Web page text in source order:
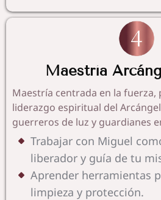
Maestría
Maestría centrada en la fuerza,
liderazgo espiritual del
guerreros de luz y guardianes
Trabajar con Miguel
liberador y guía de tu
Aprender herramientas
limpieza y protección.